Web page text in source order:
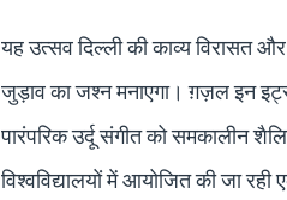
यह उत्सव दिल्ली की काव्य विरासत
जुड़ाव का जश्न मनाएगा। ग़ज़ल इन
पारंपरिक उर्दू संगीत को समकालीन
विश्वविद्यालयों में आयोजित की जा